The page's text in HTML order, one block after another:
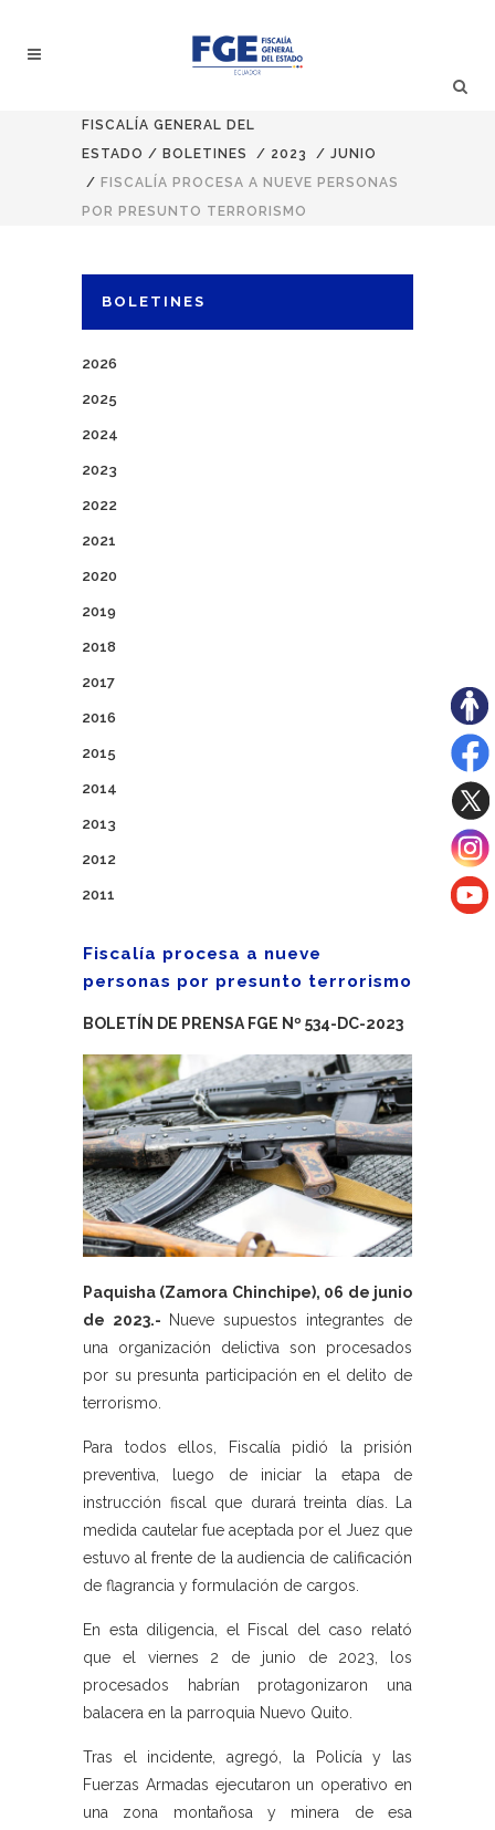
FISCALÍA GENERAL DEL
ESTADO / BOLETINES / 2023 / JUNIO
/ FISCALÍA PROCESA A NUEVE PERSONAS
POR PRESUNTO TERRORISMO
BOLETINES
2026
2025
2024
2023
2022
2021
2020
2019
2018
2017
2016
2015
2014
2013
2012
2011
Fiscalía procesa a nueve
personas por presunto terrorismo
BOLETÍN DE PRENSA FGE Nº 534-DC-2023
Paquisha (Zamora Chinchipe), 06 de junio
de 2023.-
Nueve supuestos integrantes de
una organización delictiva son procesados
por su presunta participación en el delito de
terrorismo.
Para todos ellos, Fiscalía pidió la prisión
preventiva, luego de iniciar la etapa de
instrucción fiscal que durará treinta días. La
medida cautelar fue aceptada por el Juez que
estuvo al frente de la audiencia de calificación
de flagrancia y formulación de cargos.
En esta diligencia, el Fiscal del caso relató
que el viernes 2 de junio de 2023, los
procesados habrían protagonizaron una
balacera en la parroquia Nuevo Quito.
Tras el incidente, agregó, la Policía y las
Fuerzas Armadas ejecutaron un operativo en
una zona montañosa y minera de esa